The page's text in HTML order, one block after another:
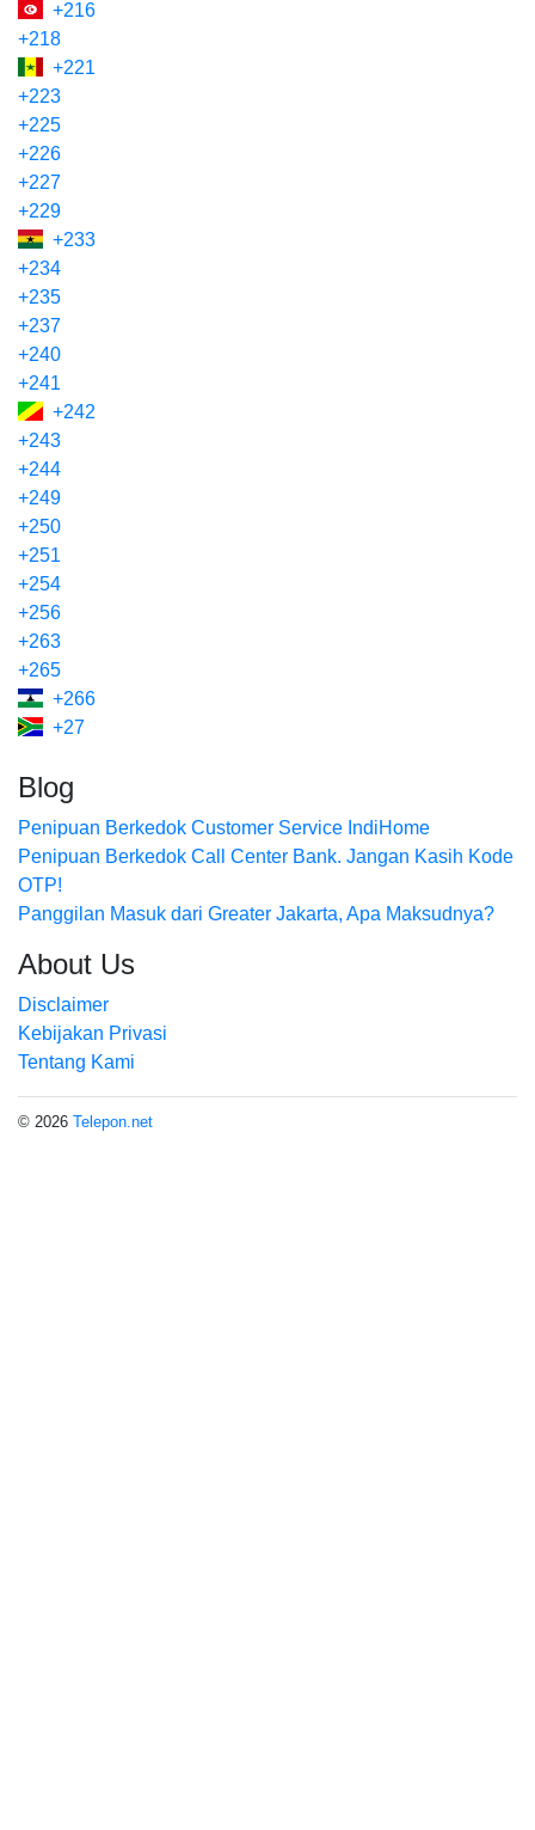
+216
+218
+221
+223
+225
+226
+227
+229
+233
+234
+235
+237
+240
+241
+242
+243
+244
+249
+250
+251
+254
+256
+263
+265
+266
+27
Blog
Penipuan Berkedok Customer Service IndiHome
Penipuan Berkedok Call Center Bank. Jangan Kasih Kode
OTP!
Panggilan Masuk dari Greater Jakarta, Apa Maksudnya?
About Us
Disclaimer
Kebijakan Privasi
Tentang Kami
© 2026 Telepon.net